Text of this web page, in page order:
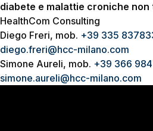
diabete e malattie croniche non
HealthCom Consulting
Diego Freri, mob. +39 335
diego.freri@hcc-milano.com
Simone Aureli, mob. +39 366
simone.aureli@hcc-milano.com